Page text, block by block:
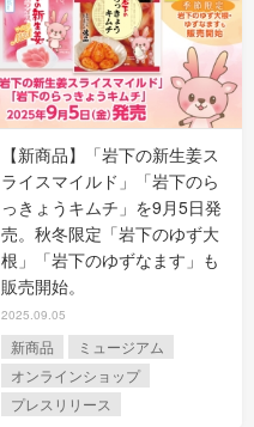
【新商品】「岩下の新生姜ス
ライスマイルド」「岩下のら
っきょうキムチ」を9月5日発
売。秋冬限定「岩下のゆず大
根」「岩下のゆずなます」も
販売開始。
2025.09.05
新商品
ミュージアム
オンラインショップ
プレスリリース